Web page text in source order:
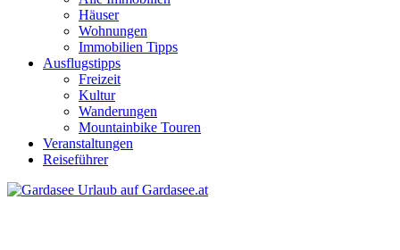
Häuser
Wohnungen
Immobilien Tipps
Ausflugstipps
Freizeit
Kultur
Wanderungen
Mountainbike Touren
Veranstaltungen
Reiseführer